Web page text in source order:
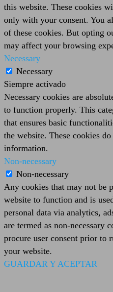
this website. These cookies
only with your consent. You
of these cookies. But opting
may affect your browsing
Necessary
Necessary
Siempre activado
Necessary cookies are
to function properly. This
that ensures basic
the website. These cookies
information.
Non-necessary
Non-necessary
Any cookies that may not be
website to function and is
personal data via analytics,
are termed as non-necessary
procure user consent prior to
your website.
GUARDAR Y ACEPTAR